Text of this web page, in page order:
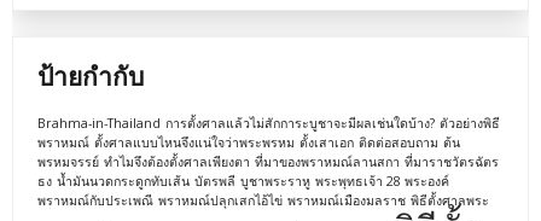
ป้ายกำกับ
Brahma-in-Thailand การตั้งศาลแล้วไม่สักการะบูชาจะมีผลเช่นใดบ้าง? ตัวอย่างพิธี
พราหมณ์ ตั้งศาลแบบไหนจึงแน่ใจว่าพระพรหม ตั้งเสาเอก ติดต่อสอบถาม ต้น
พรหมจรรย์ ทำไมจึงต้องตั้งศาลเพียงตา ที่มาของพราหมณ์ลานสกา ที่มาราชวัตรฉัตร
ธง น้ำมันนวดกระดูกทับเส้น บัตรพลี บูชาพระราหู พระพุทธเจ้า 28 พระองค์
พราหมณ์กับประเพณี พราหมณ์ปลุกเสกไอ้ไข่ พราหมณ์เมืองมลราช พิธีตั้งศาลพระ